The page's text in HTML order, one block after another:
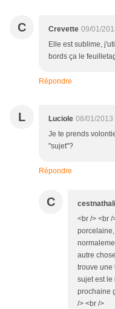
C Crevette 09/01/
Elle est sublime,
bords ça le
Répondre
L Luciole 08/01/2013
Je te prends
"sujet"?
Répondre
C
<br /> <br
autre
trouve une
sujet est le
prochaine
/> <br />